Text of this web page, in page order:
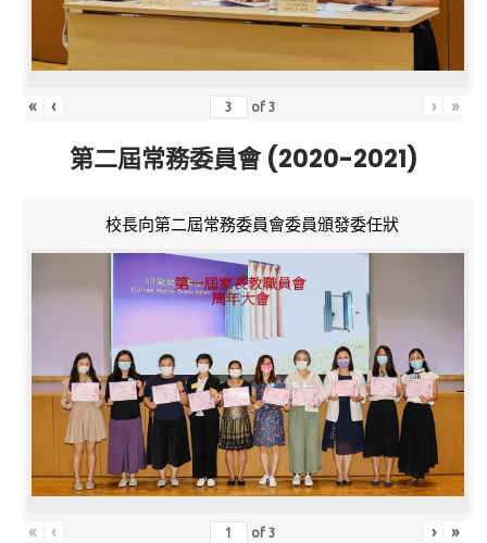
« ‹ of3 › »
第二屆常務委員會 (2020-2021)
校長向第二屆常務委員會委員頒發委任狀
« ‹ of3 › »